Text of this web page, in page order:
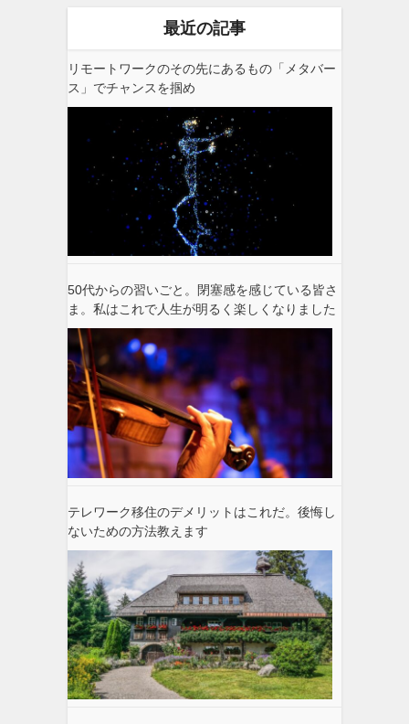
最近の記事
リモートワークのその先にあるもの「メタバー
ス」でチャンスを掴め
50代からの習いごと。閉塞感を感じている皆さ
ま。私はこれで人生が明るく楽しくなりました
テレワーク移住のデメリットはこれだ。後悔し
ないための方法教えます